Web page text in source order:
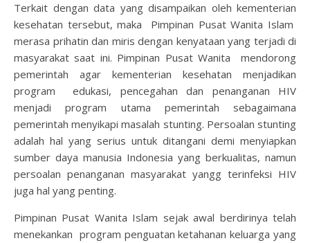
Terkait dengan data yang disampaikan oleh kementerian
kesehatan tersebut, maka Pimpinan Pusat Wanita Islam
merasa prihatin dan miris dengan kenyataan yang terjadi di
masyarakat saat ini. Pimpinan Pusat Wanita mendorong
pemerintah agar kementerian kesehatan menjadikan
program edukasi, pencegahan dan penanganan HIV
menjadi program utama pemerintah sebagaimana
pemerintah menyikapi masalah stunting. Persoalan stunting
adalah hal yang serius untuk ditangani demi menyiapkan
sumber daya manusia Indonesia yang berkualitas, namun
persoalan penanganan masyarakat yangg terinfeksi HIV
juga hal yang penting.
Pimpinan Pusat Wanita Islam sejak awal berdirinya telah
menekankan program penguatan ketahanan keluarga yang